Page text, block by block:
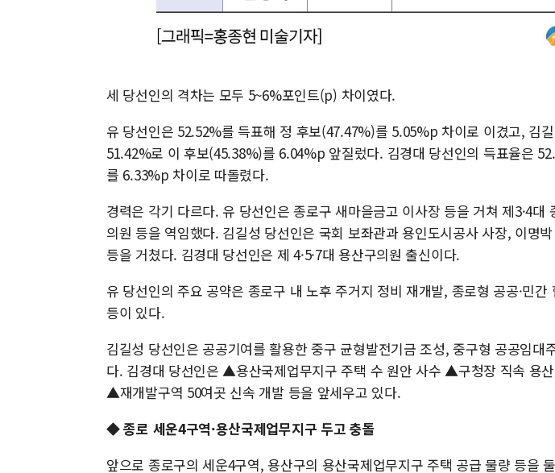
세 당선인의 격차는 모두 5~6%포인트(p) 차이였다.
유 당선인은 52.52%를 득표해 정 후보(47.47%)를 5.05%p 차이로 이겼고, 김
51.42%로 이 후보(45.38%)를 6.04%p 앞질렀다. 김경대 당선인의 득표율은
를 6.33%p 차이로 따돌렸다.
경력은 각기 다르다. 유 당선인은 종로구 새마을금고 이사장 등을 거쳐 제3·4대
의원 등을 역임했다. 김길성 당선인은 국회 보좌관과 용인도시공사 사장, 이명
등을 거쳤다. 김경대 당선인은 제 4·5·7대 용산구의원 출신이다.
유 당선인의 주요 공약은 종로구 내 노후 주거지 정비 재개발, 종로형 공공·민간
등이 있다.
김길성 당선인은 공공기여를 활용한 중구 균형발전기금 조성, 중구형 공공임대
다. 김경대 당선인은 ▲용산국제업무지구 주택 수 원안 사수 ▲구청장 직속 용
▲재개발구역 50여곳 신속 개발 등을 앞세우고 있다.
◆ 종로 세운4구역·용산국제업무지구 두고 충돌
앞으로 종로구의 세운4구역, 용산구의 용산국제업무지구 주택 공급 물량 등을